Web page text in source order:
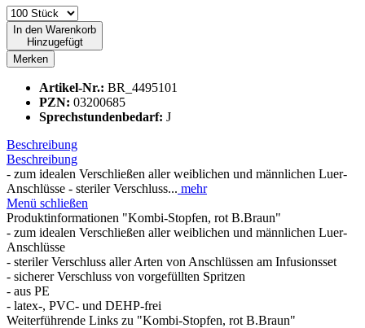
In den Warenkorb
Hinzugefügt
Merken
Artikel-Nr.: BR_4495101
PZN: 03200685
Sprechstundenbedarf: J
Beschreibung
Beschreibung
- zum idealen Verschließen aller weiblichen und männlichen Luer-
Anschlüsse - steriler Verschluss... mehr
Menü schließen
Produktinformationen "Kombi-Stopfen, rot B.Braun"
- zum idealen Verschließen aller weiblichen und männlichen Luer-
Anschlüsse
- steriler Verschluss aller Arten von Anschlüssen am Infusionsset
- sicherer Verschluss von vorgefüllten Spritzen
- aus PE
- latex-, PVC- und DEHP-frei
Weiterführende Links zu "Kombi-Stopfen, rot B.Braun"